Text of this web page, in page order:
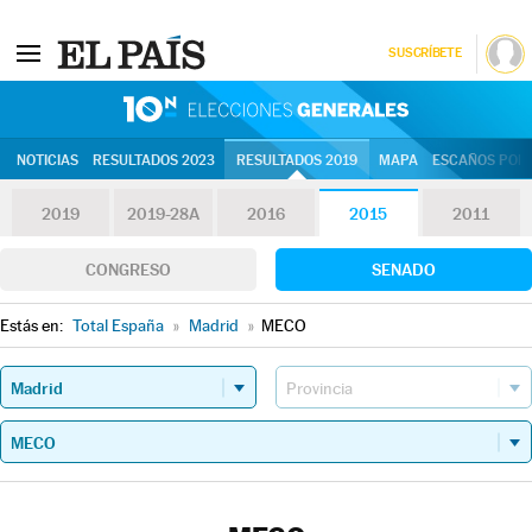
SUSCRÍBETE
NOTICIAS RESULTADOS 2023 RESULTADOS 2019 MAPA ESCAÑOS
2019 2019-28A 2016 2015 2011
CONGRESO SENADO
Estás en: Total España » Madrid » MECO